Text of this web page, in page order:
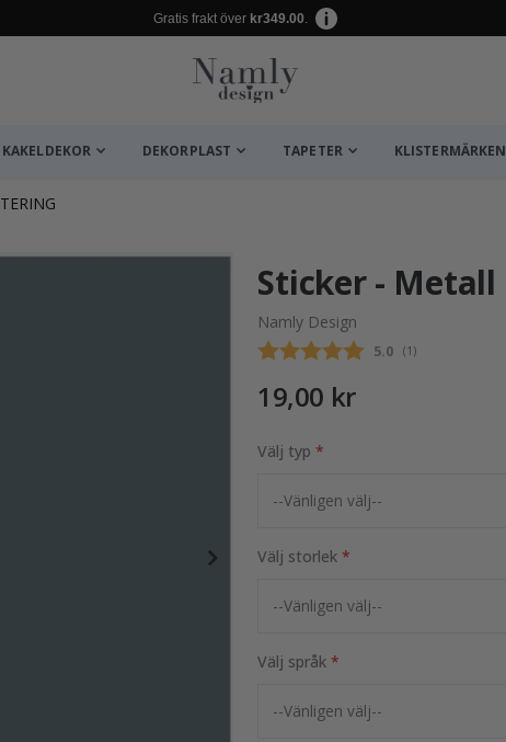
Gratis frakt över kr349.00.
KAKELDEKOR DEKORPLAST TAPETER KLISTERMÄRKEN
✔ Sticker - Metall
Namly Design
Snittbetyg:
5.0 (röster:
1 )
19,00 kr
Välj typ
Välj storlek
Välj språk